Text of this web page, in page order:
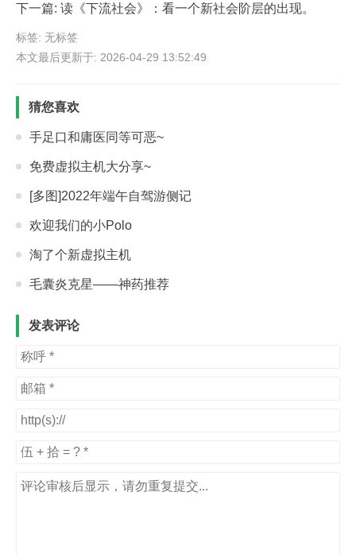
下一篇: 读《下流社会》：看一个新社会阶层的出现。
标签: 无标签
本文最后更新于: 2026-04-29 13:52:49
猜您喜欢
手足口和庸医同等可恶~
免费虚拟主机大分享~
[多图]2022年端午自驾游侧记
欢迎我们的小Polo
淘了个新虚拟主机
毛囊炎克星——神药推荐
发表评论